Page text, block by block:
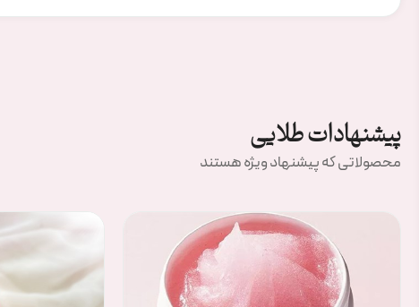
پیشنهادات طلایی
محصولاتی که پیشنهاد ویژه هستند